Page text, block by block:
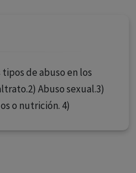
y decidir, en cada
más adecuado a las
tipos de abuso en los
Abuso sexual.3)
o nutrición. 4)